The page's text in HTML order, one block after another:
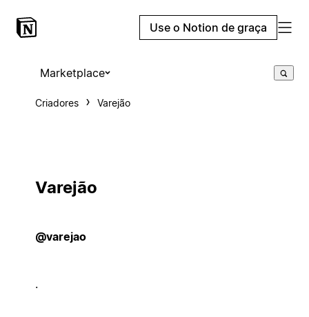
Use o Notion de graça
Marketplace
Criadores Varejão
Varejão
@varejao
.